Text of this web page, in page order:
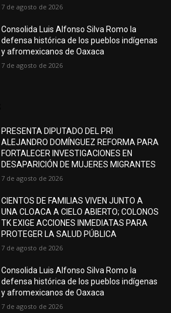
7 de agosto de 2026
Consolida Luis Alfonso Silva Romo la
defensa histórica de los pueblos indígenas
y afromexicanos de Oaxaca
7 de agosto de 2026
PRESENTA DIPUTADO DEL PRI
ALEJANDRO DOMÍNGUEZ REFORMA PARA
FORTALECER INVESTIGACIONES EN
DESAPARICIÓN DE MUJERES MIGRANTES
7 de agosto de 2026
CIENTOS DE FAMILIAS VIVEN JUNTO A
UNA CLOACA A CIELO ABIERTO; COLONOS
TK EXIGE ACCIONES INMEDIATAS PARA
PROTEGER LA SALUD PÚBLICA
7 de agosto de 2026
Consolida Luis Alfonso Silva Romo la
defensa histórica de los pueblos indígenas
y afromexicanos de Oaxaca
7 de agosto de 2026